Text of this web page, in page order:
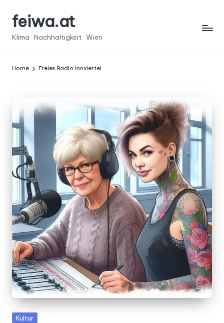
Skipfeiwa.at
Klima · Nachhaltigkeit · Wien
Home Freies Radio Innviertel
Posted
Kultur